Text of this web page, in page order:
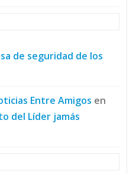
de seguridad de los
Entre Amigos en
del Líder jamás